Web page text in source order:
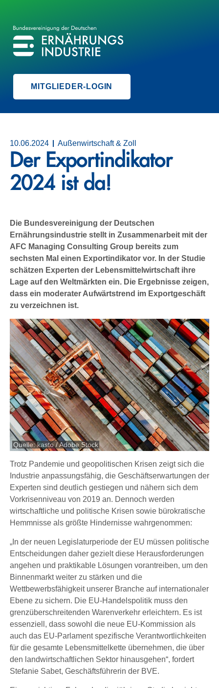
BVE
BUNDESVEREINIGUNG DER ERNÄHRUNGSINDUSTRIE
MITGLIEDER-LOGIN
10.06.2024 Außenwirtschaft & Zoll
Der Exportindikator
2024 ist da!
Die Bundesvereinigung der Deutschen
Ernährungsindustrie stellt in Zusammenarbeit mit der
AFC Managing Consulting Group bereits zum
sechsten Mal einen Exportindikator vor. In der Studie
schätzen Experten der Lebensmittelwirtschaft ihre
Lage auf den Weltmärkten ein. Die Ergebnisse zeigen,
dass ein moderater Aufwärtstrend im Exportgeschäft
zu verzeichnen ist.
Quelle: kasto / Adobe Stock
Trotz Pandemie und geopolitischen Krisen zeigt sich die
Industrie anpassungsfähig, die Geschäftserwartungen der
Experten sind deutlich gestiegen und nähern sich dem
Vorkrisenniveau von 2019 an. Dennoch werden
wirtschaftliche und politische Krisen sowie bürokratische
Hemmnisse als größte Hindernisse wahrgenommen:
„In der neuen Legislaturperiode der EU müssen politische
Entscheidungen daher gezielt diese Herausforderungen
angehen und praktikable Lösungen vorantreiben, um den
Binnenmarkt weiter zu stärken und die
Wettbewerbsfähigkeit unserer Branche auf internationaler
Ebene zu sichern. Die EU-Handelspolitik muss den
grenzüberschreitenden Warenverkehr erleichtern. Es ist
essenziell, dass sowohl die neue EU-Kommission als
auch das EU-Parlament spezifische Verantwortlichkeiten
für die gesamte Lebensmittelkette übernehmen, die über
den landwirtschaftlichen Sektor hinausgehen“, fordert
Stefanie Sabet, Geschäftsführerin der BVE.